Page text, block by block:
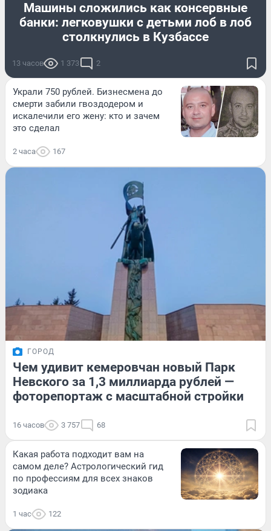
Машины сложились как консервные
банки: легковушки с детьми лоб в лоб
столкнулись в Кузбассе
13 часов 1 373 2
Украли 750 рублей. Бизнесмена до
смерти забили гвоздодером и
искалечили его жену: кто и зачем
это сделал
2 часа 167
ГОРОД
Чем удивит кемеровчан новый Парк
Невского за 1,3 миллиарда рублей —
фоторепортаж с масштабной стройки
16 часов 3 757 68
Какая работа подходит вам на
самом деле? Астрологический гид
по профессиям для всех знаков
зодиака
1 час 122